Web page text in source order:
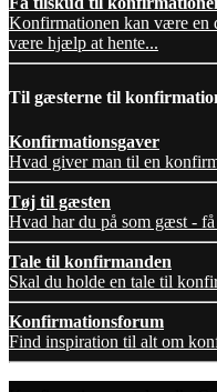
Konfirmationen kan være en
være hjælp at hente...
Til gæsterne til
Konfirmationsgaver
Hvad giver man til en
Tøj til gæsten
Hvad har du på som gæst -
Tale til konfirmanden
Skal du holde en tale til
Konfirmationsforum
Find inspiration til alt om